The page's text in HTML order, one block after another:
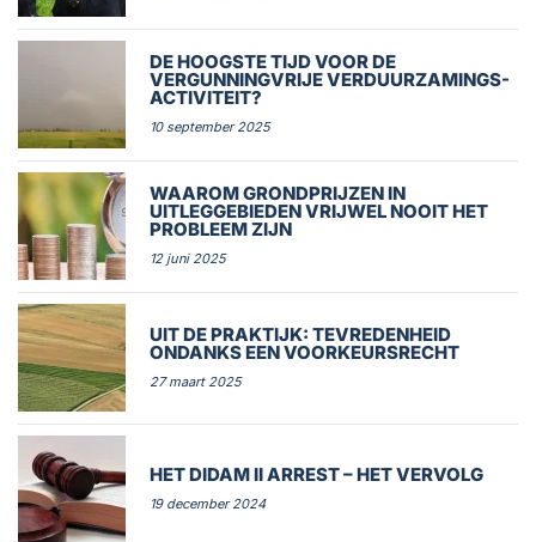
DE HOOGSTE TIJD VOOR DE
VERGUNNINGVRIJE VERDUURZAMINGS-
ACTIVITEIT?
10 september 2025
WAAROM GRONDPRIJZEN IN
UITLEGGEBIEDEN VRIJWEL NOOIT HET
PROBLEEM ZIJN
12 juni 2025
UIT DE PRAKTIJK: TEVREDENHEID
ONDANKS EEN VOORKEURSRECHT
27 maart 2025
HET DIDAM II ARREST – HET VERVOLG
19 december 2024